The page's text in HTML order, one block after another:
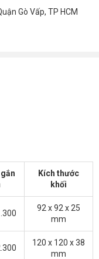
Gò Vấp, TP HCM
Kích thước
khối
92 x 92 x 25
mm
120 x 120 x 38
mm